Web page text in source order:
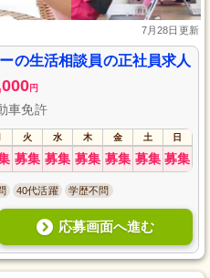
7月28日更新
の生活相談員の正社員求人
円
車免許
火 水 木 金 土 日
募集 募集 募集 募集 募集 募集
40代活躍 学歴不問
応募画面へ進む